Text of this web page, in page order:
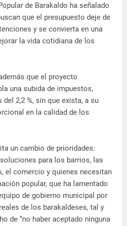
de Barakaldo ha señalado
que el presupuesto deje de
y se convierta en una
la vida cotidiana de los
que el proyecto
una subida de impuestos,
2,2 %, sin que exista, a su
en la calidad de los
un cambio de prioridades:
para los barrios, las
el comercio y quienes necesitan
popular, que ha lamentado
de gobierno municipal por
de los barakaldeses, tal y
de “no haber aceptado ninguna